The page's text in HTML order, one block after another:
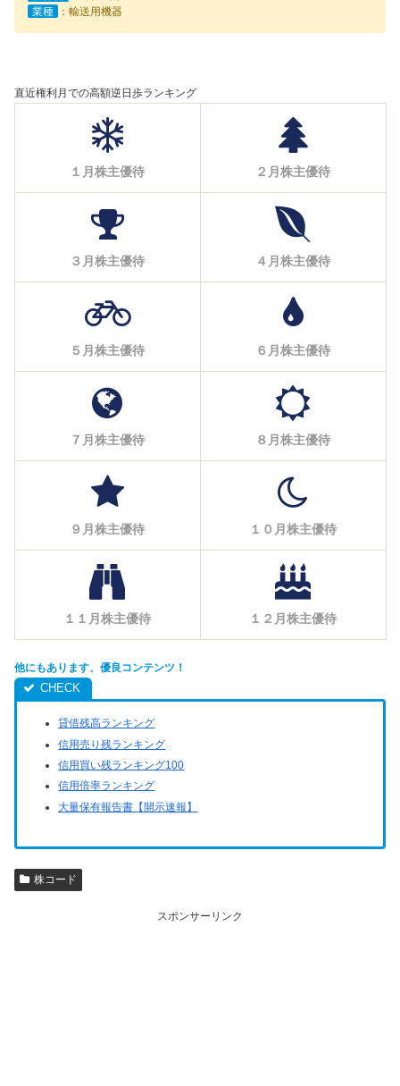
業種
：輸送用機器
直近権利月での高額逆日歩ランキング
１月株主優待 ２月株主優待
３月株主優待 ４月株主優待
５月株主優待 ６月株主優待
７月株主優待 ８月株主優待
９月株主優待 １０月株主優待
１１月株主優待 １２月株主優待
他にもあります、優良コンテンツ！
貸借残高ランキング
信用売り残ランキング
信用買い残ランキング100
信用倍率ランキング
大量保有報告書【開示速報】
株コード
スポンサーリンク